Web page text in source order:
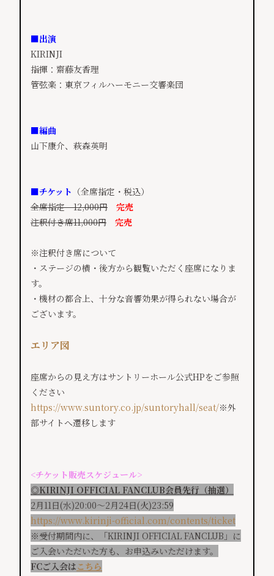
■出演
KIRINJI
指揮：齋藤友香理
管弦楽：東京フィルハーモニー交響楽団
■編曲
山下康介、萩森英明
■チケット （全席指定・税込）
全席指定 12,000円
完売
注釈付き席11,000円
完売
※注釈付き席について
・ステージの横・後方から観覧いただく座席になりま
す。
・機材の都合上、十分な音響効果が得られない場合が
ございます。
エリア図
座席からの見え方はサントリーホール公式HPをご参照
ください
https://www.suntory.co.jp/suntoryhall/seat/※外
部サイトへ遷移します
<チケット販売スケジュール>
◎KIRINJI OFFICIAL FANCLUB会員先行（抽選）
2月11日(水)20:00～2月24日(火)23:59
https://www.kirinji-official.com/contents/ticket
※受付期間内に、「KIRINJI OFFICIAL FANCLUB」に
ご入会いただいた方も、お申込みいただけます。
FCご入会はこちら